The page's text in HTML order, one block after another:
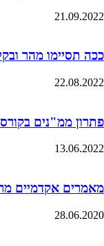
21.09.2022
ככה תסיימו מהר
22.08.2022
פתרון ממ"נים
13.06.2022
מאמרים אקדמיים
28.06.2020